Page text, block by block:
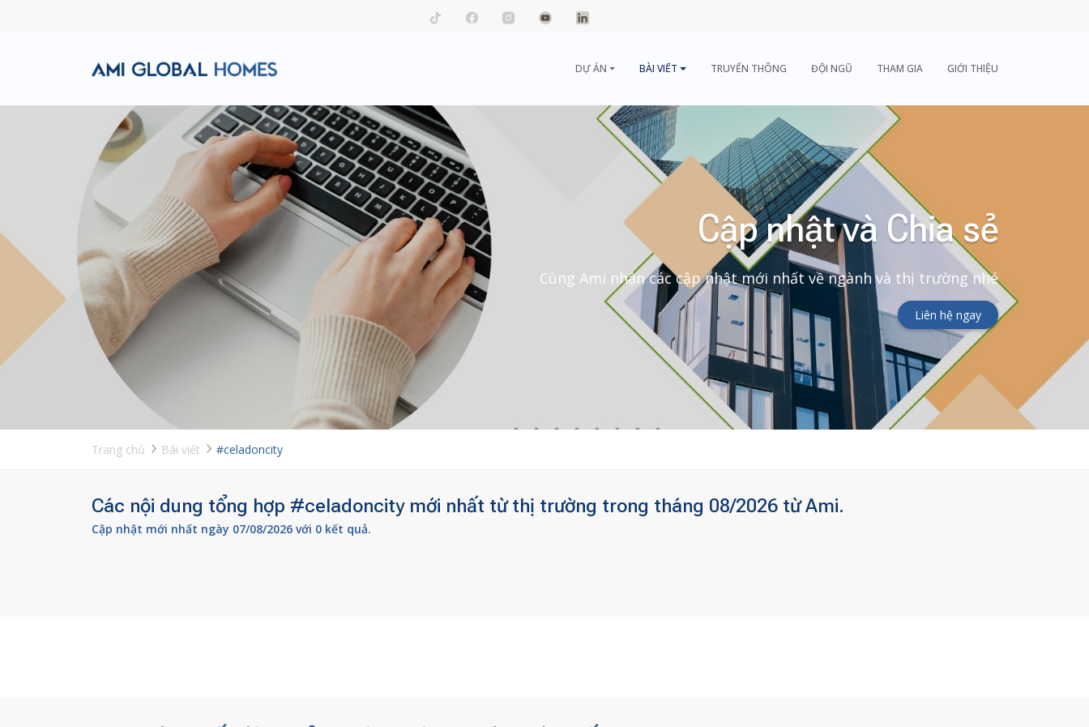
DỰ ÁN BÀI VIẾT TRUYỂN THÔNG ĐỘI NGŨ THAM GIA GIỚI THIỆU
Cập nhật và Chia sẻ
Cùng Ami nhận các cập nhật mới nhất về ngành và thị trường nhé
Liên hệ ngay
Trang chủ Bài viết #celadoncity
Các nội dung tổng hợp #celadoncity mới nhất từ thị trường trong tháng 08/2026 từ Ami.
Cập nhật mới nhất ngày 07/08/2026 với 0 kết quả.